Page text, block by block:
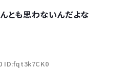
とも思わないんだよな
ID:fqt3k7CK0